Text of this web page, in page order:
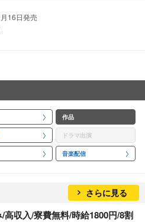
16日発売
作品
ドラマ出演
音楽配信
さらに見る
収入/寮費無料/時給1800円/8割